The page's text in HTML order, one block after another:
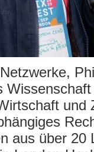
und
aus über 20